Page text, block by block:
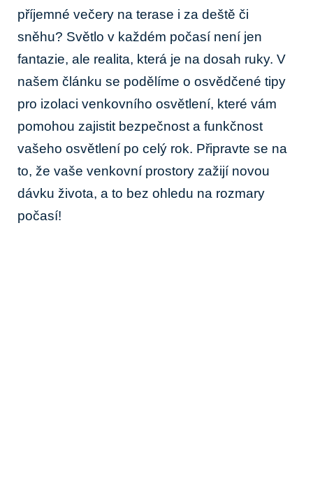
příjemné‌ večery na ⁢terase‍ i za deště či
sněhu? Světlo v každém‌ počasí ⁣není jen
fantazie, ale realita, která je na dosah ruky. ⁤V
našem článku se podělíme o osvědčené tipy‌
pro izolaci venkovního ⁢osvětlení, které vám
pomohou zajistit bezpečnost a funkčnost‍
vašeho osvětlení po ⁤celý rok. Připravte se na
to, že vaše ​venkovní prostory zažijí novou
dávku života, a to⁤ bez ohledu na rozmary‍
počasí!